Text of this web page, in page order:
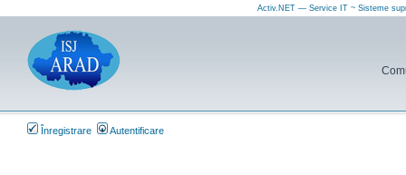
Activ.NET — Service IT ~ Sisteme
Înregistrare Autentificare